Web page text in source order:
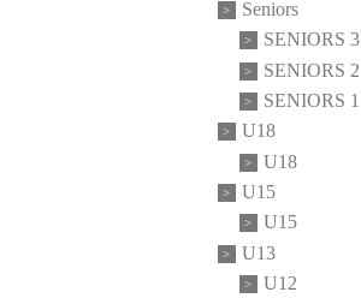
Seniors
SENIORS 3
SENIORS 2
SENIORS 1
U18
U18
U15
U15
U13
U12